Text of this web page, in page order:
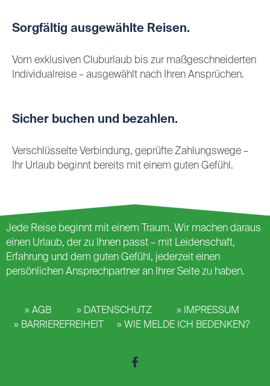
Sorgfältig ausgewählte Reisen.
Vom exklusiven Cluburlaub bis zur maßgeschneiderten
Individualreise – ausgewählt nach Ihren Ansprüchen.
Sicher buchen und bezahlen.
Verschlüsselte Verbindung, geprüfte Zahlungswege –
Ihr Urlaub beginnt bereits mit einem guten Gefühl.
Jede Reise beginnt mit einem Traum. Wir machen daraus
einen Urlaub, der zu Ihnen passt – mit Leidenschaft,
Erfahrung und dem guten Gefühl, jederzeit einen
persönlichen Ansprechpartner an Ihrer Seite zu haben.
AGB DATENSCHUTZ
IMPRESSUM
BARRIEREFREIHEIT
WIE MELDE ICH BEDENKEN?